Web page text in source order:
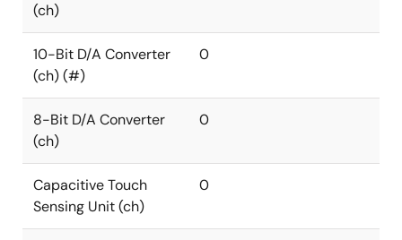
(ch)
10-Bit D/A Converter
(ch) (#)
0
8-Bit D/A Converter
(ch)
0
Capacitive Touch
Sensing Unit (ch)
0